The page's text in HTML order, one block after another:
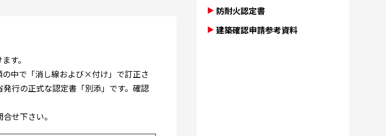
す。
中で「消し線および×付け」で訂正さ
行の正式な認定書「別添」です。確認
合せ下さい。
防耐火認定書
建築確認申請参考資料